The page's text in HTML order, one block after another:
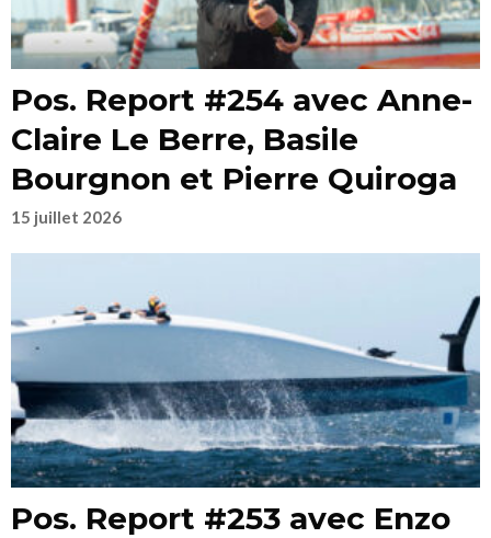
Pos. Report #254 avec Anne-
Claire Le Berre, Basile
Bourgnon et Pierre Quiroga
15 juillet 2026
Pos. Report #253 avec Enzo